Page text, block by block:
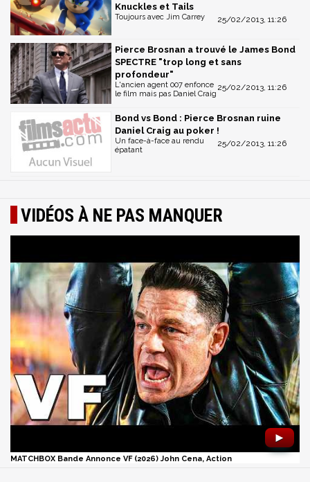
Knuckles et Tails
25/02/2013, 11:26
Toujours avec Jim Carrey
Pierce Brosnan a trouvé le James Bond
SPECTRE "trop long et sans
profondeur"
25/02/2013, 11:26
L'ancien agent 007 enfonce
le film mais pas Daniel Craig
Bond vs Bond : Pierce Brosnan ruine
Daniel Craig au poker !
25/02/2013, 11:26
Un face-à-face au rendu
épatant
VIDÉOS À NE PAS MANQUER
►
MATCHBOX Bande Annonce VF (2026) John Cena, Action